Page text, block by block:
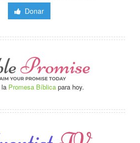
Donar
Promesa Bíblica para hoy.